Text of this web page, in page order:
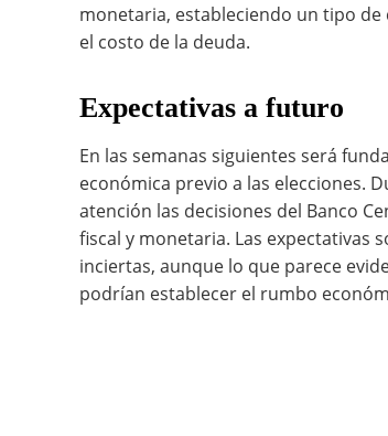
monetaria, estableciendo un tipo
el costo de la deuda.
Expectativas a futuro
En las semanas siguientes será
económica previo a las elecciones.
atención las decisiones del Banco
fiscal y monetaria. Las expectativas
inciertas, aunque lo que parece
podrían establecer el rumbo